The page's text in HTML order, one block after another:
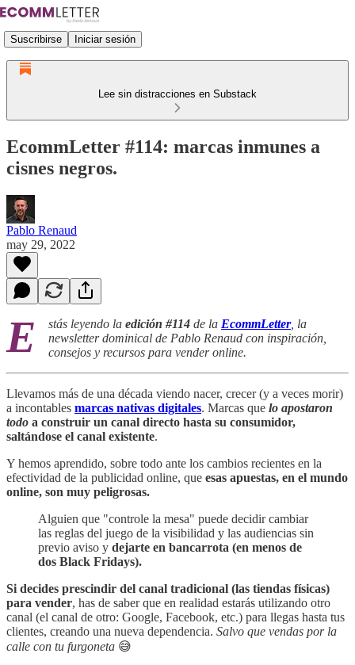
Suscribirse Iniciar sesión
Lee sin distracciones en Substack
EcommLetter #114: marcas inmunes a
cisnes negros.
Pablo Renaud
may 29, 2022
E stás leyendo la edición #114 de la EcommLetter, la
newsletter dominical de Pablo Renaud con inspiración,
consejos y recursos para vender online.
Llevamos más de una década viendo nacer, crecer (y a veces morir)
a incontables marcas nativas digitales. Marcas que lo apostaron
todo a construir un canal directo hasta su consumidor,
saltándose el canal existente.
Y hemos aprendido, sobre todo ante los cambios recientes en la
efectividad de la publicidad online, que esas apuestas, en el mundo
online, son muy peligrosas.
Alguien que "controle la mesa" puede decidir cambiar
las reglas del juego de la visibilidad y las audiencias sin
previo aviso y dejarte en bancarrota (en menos de
dos Black Fridays).
Si decides prescindir del canal tradicional (las tiendas físicas)
para vender, has de saber que en realidad estarás utilizando otro
canal (el canal de otro: Google, Facebook, etc.) para llegas hasta tus
clientes, creando una nueva dependencia. Salvo que vendas por la
calle con tu furgoneta 😅